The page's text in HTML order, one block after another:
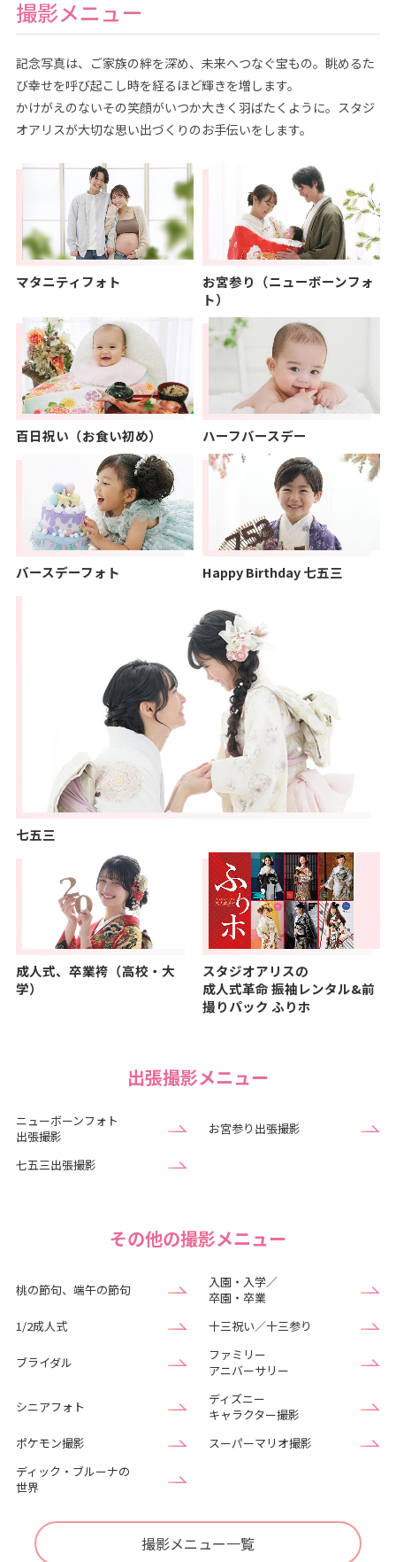
撮影メニュー
記念写真は、ご家族の絆を深め、未来へつなぐ宝もの。眺めるた
び幸せを呼び起こし時を経るほど輝きを増します。
かけがえのないその笑顔がいつか大きく羽ばたくように。スタジ
オアリスが大切な思い出づくりのお手伝いをします。
マタニティフォト
お宮参り（ニューボーンフォ
ト）
百日祝い（お食い初め） ハーフバースデー
バースデーフォト Happy Birthday 七五三
七五三
成人式、卒業袴（高校・大
学）
スタジオアリスの
成人式革命振袖レンタル&前
撮りパック ふりホ
出張撮影メニュー
ニューボーンフォト
出張撮影
お宮参り出張撮影
七五三出張撮影
その他の撮影メニュー
桃の節句、端午の節句
入園・入学／
卒園・卒業
1/2成人式
十三祝い／十三参り
ブライダル
ファミリー
アニバーサリー
シニアフォト
ディズニー
キャラクター撮影
ポケモン撮影
スーパーマリオ撮影
ディック・ブルーナの
世界
撮影メニュー一覧